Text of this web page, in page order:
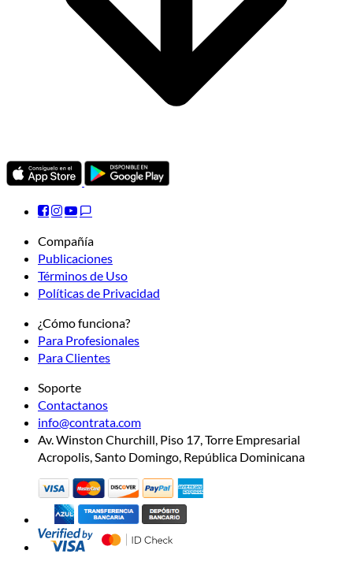
Compañía
Publicaciones
Términos de Uso
Políticas de Privacidad
¿Cómo funciona?
Para Profesionales
Para Clientes
Soporte
Contactanos
info@contrata.com
Av. Winston Churchill, Piso 17, Torre Empresarial
Acropolis, Santo Domingo, República Dominicana